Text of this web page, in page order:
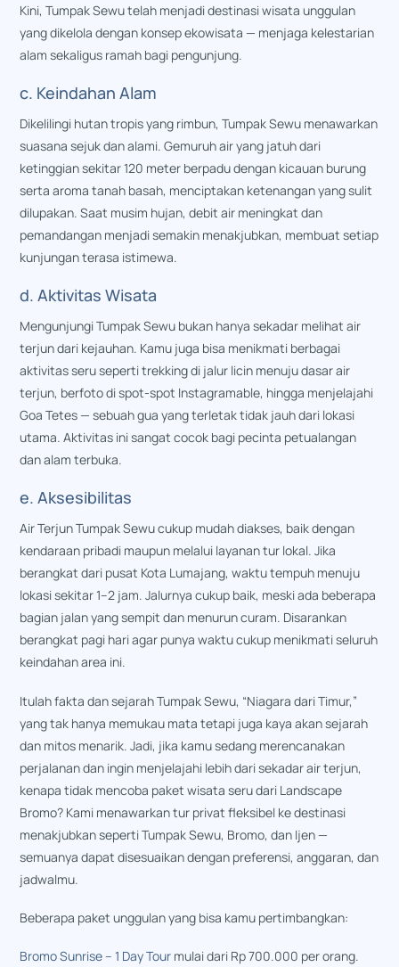
Kini, Tumpak Sewu telah menjadi destinasi wisata unggulan
yang dikelola dengan konsep ekowisata — menjaga kelestarian
alam sekaligus ramah bagi pengunjung.
c. Keindahan Alam
Dikelilingi hutan tropis yang rimbun, Tumpak Sewu menawarkan
suasana sejuk dan alami. Gemuruh air yang jatuh dari
ketinggian sekitar 120 meter berpadu dengan kicauan burung
serta aroma tanah basah, menciptakan ketenangan yang sulit
dilupakan. Saat musim hujan, debit air meningkat dan
pemandangan menjadi semakin menakjubkan, membuat setiap
kunjungan terasa istimewa.
d. Aktivitas Wisata
Mengunjungi Tumpak Sewu bukan hanya sekadar melihat air
terjun dari kejauhan. Kamu juga bisa menikmati berbagai
aktivitas seru seperti trekking di jalur licin menuju dasar air
terjun, berfoto di spot-spot Instagramable, hingga menjelajahi
Goa Tetes — sebuah gua yang terletak tidak jauh dari lokasi
utama. Aktivitas ini sangat cocok bagi pecinta petualangan
dan alam terbuka.
e. Aksesibilitas
Air Terjun Tumpak Sewu cukup mudah diakses, baik dengan
kendaraan pribadi maupun melalui layanan tur lokal. Jika
berangkat dari pusat Kota Lumajang, waktu tempuh menuju
lokasi sekitar 1–2 jam. Jalurnya cukup baik, meski ada beberapa
bagian jalan yang sempit dan menurun curam. Disarankan
berangkat pagi hari agar punya waktu cukup menikmati seluruh
keindahan area ini.
Itulah fakta dan sejarah Tumpak Sewu, “Niagara dari Timur,”
yang tak hanya memukau mata tetapi juga kaya akan sejarah
dan mitos menarik. Jadi, jika kamu sedang merencanakan
perjalanan dan ingin menjelajahi lebih dari sekadar air terjun,
kenapa tidak mencoba paket wisata seru dari Landscape
Bromo? Kami menawarkan tur privat fleksibel ke destinasi
menakjubkan seperti Tumpak Sewu, Bromo, dan Ijen —
semuanya dapat disesuaikan dengan preferensi, anggaran, dan
jadwalmu.
Beberapa paket unggulan yang bisa kamu pertimbangkan:
Bromo Sunrise – 1 Day Tour mulai dari Rp 700.000 per orang.